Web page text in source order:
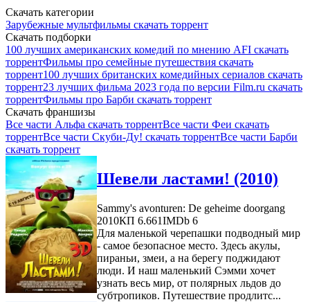
Скачать категории
Зарубежные мультфильмы скачать торрент
Скачать подборки
100 лучших американских комедий по мнению AFI скачать
торрентФильмы про семейные путешествия скачать
торрент100 лучших британских комедийных сериалов скачать
торрент23 лучших фильма 2023 года по версии Film.ru скачать
торрентФильмы про Барби скачать торрент
Скачать франшизы
Все части Альфа скачать торрентВсе части Феи скачать
торрентВсе части Скуби-Ду! скачать торрентВсе части Барби
скачать торрент
Шевели ластами! (2010)
Sammy's avonturen: De geheime doorgang
2010КП 6.661IMDb 6
Для маленькой черепашки подводный мир
- самое безопасное место. Здесь акулы,
пираньи, змеи, а на берегу поджидают
люди. И наш маленький Сэмми хочет
узнать весь мир, от полярных льдов до
субтропиков. Путешествие продлитс...